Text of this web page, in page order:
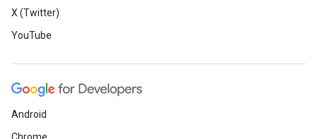
X (Twitter)
YouTube
Android